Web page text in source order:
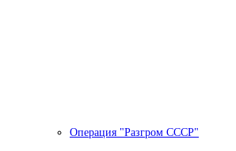
Операция "Разгром СССР"